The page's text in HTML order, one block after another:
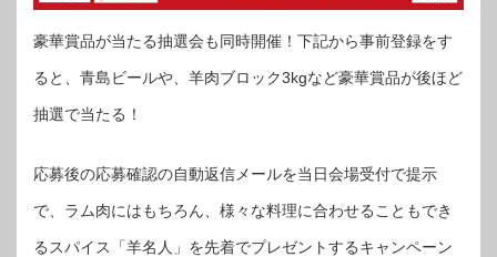
豪華賞品が当たる抽選会も同時開催！下記から事前登録をす
ると、青島ビールや、羊肉ブロック3kgなど豪華賞品が後ほど
抽選で当たる！
応募後の応募確認の自動返信メールを当日会場受付で提示
で、ラム肉にはもちろん、様々な料理に合わせることもでき
るスパイス「羊名人」を先着でプレゼントするキャンペーン